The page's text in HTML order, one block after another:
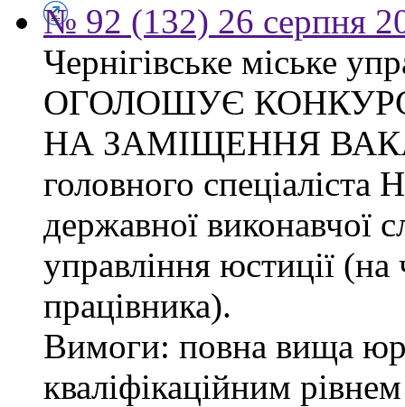
№ 92 (132) 26 серпня
Чернігівське міське
ОГОЛОШУЄ
НА ЗАМІЩЕННЯ
головного спеціаліста
державної виконавчої
управління юстиції (на
працівника).
Вимоги: повна вища
кваліфікаційним